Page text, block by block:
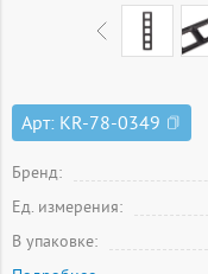
Арт: KR-78-0349
Бренд:
Ед. измерения:
В упаковке: